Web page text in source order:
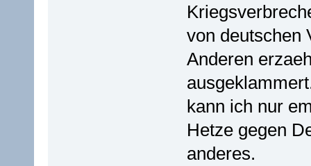
von deutschen
Anderen
kann ich nur
Hetze gegen
anderes.